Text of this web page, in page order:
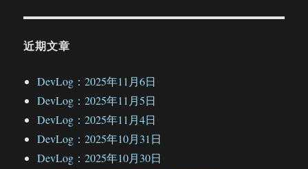
近期文章
DevLog：2025年11月6日
DevLog：2025年11月5日
DevLog：2025年11月4日
DevLog：2025年10月31日
DevLog：2025年10月30日